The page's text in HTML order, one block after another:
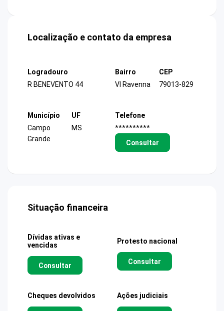
Localização e contato da empresa
Logradouro
R BENEVENTO 44
Bairro
Vl Ravenna
CEP
79013-829
Município
Campo
Grande
UF
MS
Telefone
**********
Consultar
Situação financeira
Dívidas ativas e
vencidas
Consultar
Protesto nacional
Consultar
Cheques devolvidos Ações judiciais